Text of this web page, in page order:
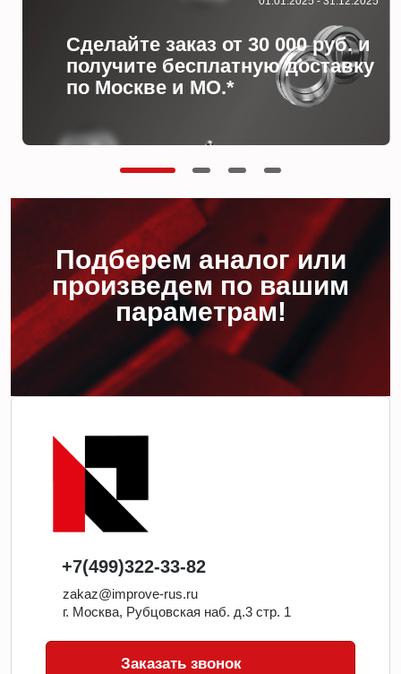
Сделайте заказ от 30 000 руб. и
получите бесплатную доставку
по Москве и МО.*
Подберем аналог или
произведем по вашим
параметрам!
+7(499)322-33-82
zakaz@improve-rus.ru
г. Москва, Рубцовская наб. д.3 стр. 1
Заказать звонок